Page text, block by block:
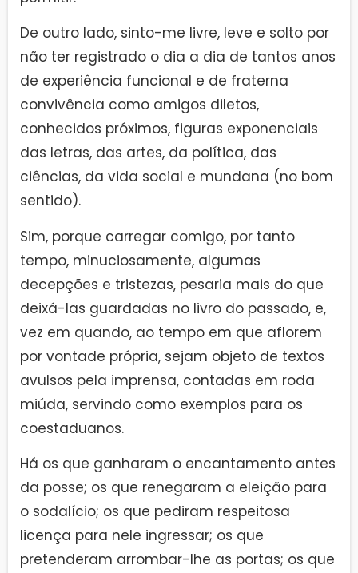
De outro lado, sinto-me livre, leve e solto por
não ter registrado o dia a dia de tantos anos
de experiência funcional e de fraterna
convivência como amigos diletos,
conhecidos próximos, figuras exponenciais
das letras, das artes, da política, das
ciências, da vida social e mundana (no bom
sentido).
Sim, porque carregar comigo, por tanto
tempo, minuciosamente, algumas
decepções e tristezas, pesaria mais do que
deixá-las guardadas no livro do passado, e,
vez em quando, ao tempo em que aflorem
por vontade própria, sejam objeto de textos
avulsos pela imprensa, contadas em roda
miúda, servindo como exemplos para os
coestaduanos.
Há os que ganharam o encantamento antes
da posse; os que renegaram a eleição para
o sodalício; os que pediram respeitosa
licença para nele ingressar; os que
pretenderam arrombar-lhe as portas; os que